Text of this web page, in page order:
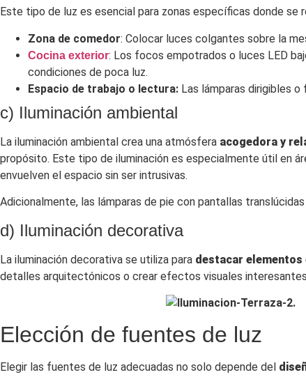
Este tipo de luz es esencial para zonas específicas donde se
Zona de comedor: Colocar luces colgantes sobre la
Cocina exterior: Los focos empotrados o luces LED
condiciones de poca luz.
Espacio de trabajo o lectura: Las lámparas dirigibles
c) Iluminación ambiental
La iluminación ambiental crea una atmósfera acogedora y
propósito. Este tipo de iluminación es especialmente útil en
envuelven el espacio sin ser intrusivas.
Adicionalmente, las lámparas de pie con pantallas
d) Iluminación decorativa
La iluminación decorativa se utiliza para destacar
detalles arquitectónicos o crear efectos visuales
Elección de fuentes de luz
Elegir las fuentes de luz adecuadas no solo depende del